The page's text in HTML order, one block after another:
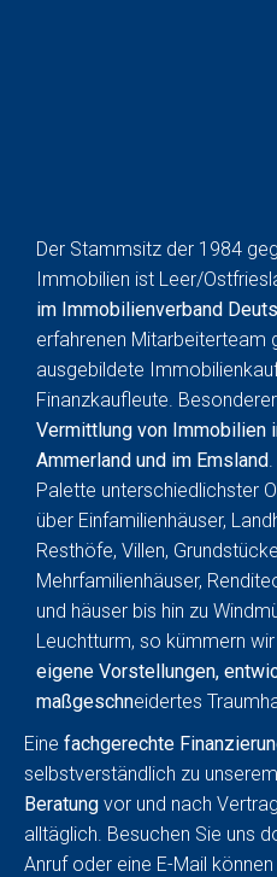
Der Stammsitz der 1984
Immobilien ist Leer/
im Immobilienverband
erfahrenen Mitarbeiterteam
ausgebildete
Finanzkaufleute. Besonderer
Vermittlung von Immobilien
Ammerland und im Emsland
Palette unterschiedlichster
über Einfamilienhäuser,
Resthöfe, Villen,
Mehrfamilienhäuser,
und häuser bis hin zu
Leuchtturm, so kümmern
eigene Vorstellungen,
maßgeschneidertes
Eine fachgerechte
selbstverständlich zu
Beratung vor und nach
alltäglich. Besuchen Sie uns
Anruf oder eine E-Mail